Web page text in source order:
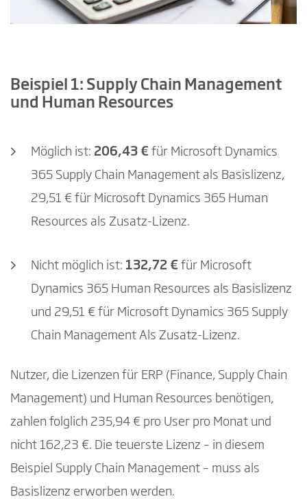
Beispiel 1: Supply Chain Management
und Human Resources
Möglich ist: 206,43 € für Microsoft Dynamics
365 Supply Chain Management als Basislizenz,
29,51 € für Microsoft Dynamics 365 Human
Resources als Zusatz-Lizenz.
Nicht möglich ist: 132,72 € für Microsoft
Dynamics 365 Human Resources als Basislizenz
und 29,51 € für Microsoft Dynamics 365 Supply
Chain Management Als Zusatz-Lizenz.
Nutzer, die Lizenzen für ERP (Finance, Supply Chain
Management) und Human Resources benötigen,
zahlen folglich 235,94 € pro User pro Monat und
nicht 162,23 €. Die teuerste Lizenz – in diesem
Beispiel Supply Chain Management – muss als
Basislizenz erworben werden.